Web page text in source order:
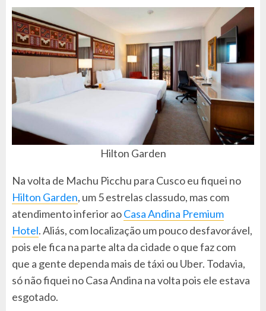
Hilton Garden
Na volta de Machu Picchu para Cusco eu fiquei no
Hilton Garden, um 5 estrelas classudo, mas com
atendimento inferior aoCasa Andina Premium
Hotel. Aliás, com localização um pouco desfavorável,
pois ele fica na parte alta da cidade o que faz com
que a gente dependa mais de táxi ou Uber. Todavia,
só não fiquei no Casa Andina na volta pois ele estava
esgotado.